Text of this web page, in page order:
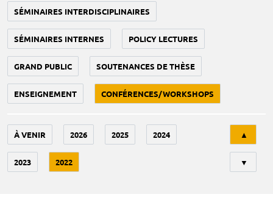
SÉMINAIRES INTERDISCIPLINAIRES
SÉMINAIRES INTERNES POLICY LECTURES
GRAND PUBLIC SOUTENANCES DE THÈSE
ENSEIGNEMENT CONFÉRENCES/WORKSHOPS
À VENIR 2026 2025 2024
2023 2022
▲
▼